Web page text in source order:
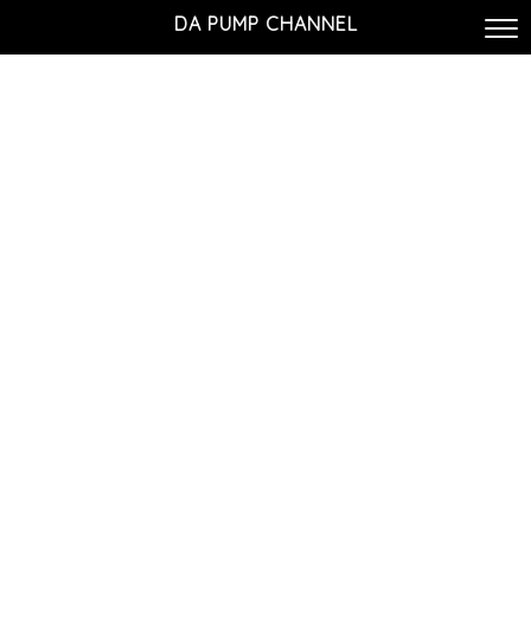
DA PUMP CHANNEL